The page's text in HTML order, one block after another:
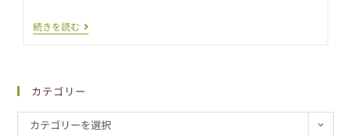
続きを読む
カテゴリー
カテゴリーを選択